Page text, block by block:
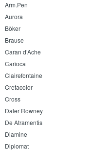
Arm.Pen
Aurora
Böker
Brause
Caran d’Ache
Carioca
Clairefontaine
Cretacolor
Cross
Daler Rowney
De Atramentis
Diamine
Diplomat